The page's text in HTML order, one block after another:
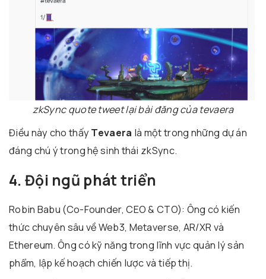
zkSync quote tweet lại bài đăng của tevaera
Điều này cho thấy Tevaera là một trong những dự án
đáng chú ý trong hệ sinh thái zkSync.
4. Đội ngũ phát triển
Robin Babu (Co-Founder, CEO & CTO): Ông có kiến
thức chuyên sâu về Web3, Metaverse, AR/XR và
Ethereum. Ông có kỹ năng trong lĩnh vực quản lý sản
phẩm, lập kế hoạch chiến lược và tiếp thị.